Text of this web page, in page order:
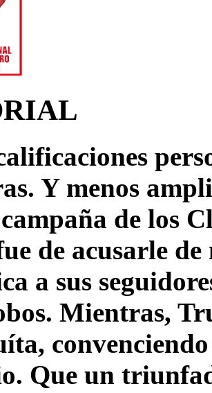
Y menos
de los
de acusarle
a sus
Mientras,
Que un